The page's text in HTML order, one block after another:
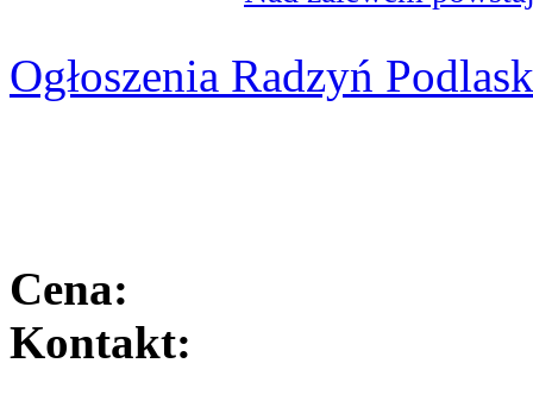
Ogłoszenia Radzyń
Cena:
Kontakt: